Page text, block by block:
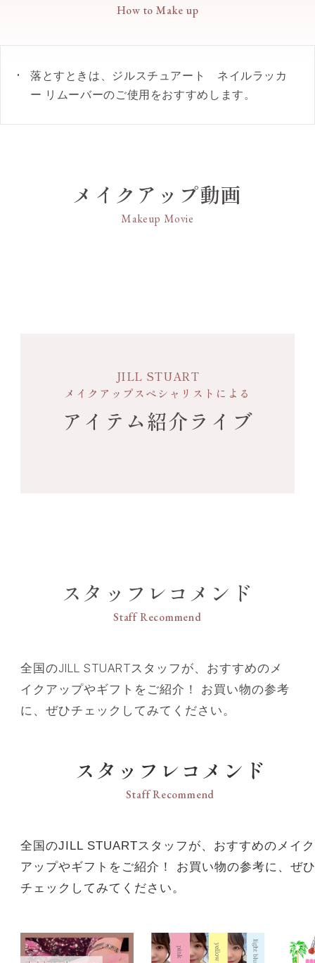
20 illuminate night
31 cracked apple candy
35 peach cocktail
のネイルラッカーシリーズよりも香り成分を増量し
フネイルの時間を幸福感に満ちた香りで演出しま
す。
禁断の愛のように魅惑的なトープローズ
マリー葉エキス・酢酸トコフェロール・（無水フタ
ー・アクリル酸アルキルコポリマー・エタノール・
コン・ハイドロゲンジメチコン・パーフルオロヘキ
シルエチルトリエトキシシラン・ヘプタン・ミネラ
How to Make up
落とすときは、ジルスチュアート ネイルラッカ
ー リムーバーのご使用をおすすめします。
メイクアップ動画
Makeup Movie
JILL STUART
メイクアップスペシャリストによる
アイテム紹介ライブ
スタッフレコメンド
Staff Recommend
全国のJILL STUARTスタッフが、おすすめのメ
イクアップやギフトをご紹介！ お買い物の参考
に、ぜひチェックしてみてください。
スタッフレコメンド
Staff Recommend
全国のJILL STUARTスタッフが、おすすめのメイク
アップやギフトをご紹介！ お買い物の参考に、ぜひ
チェックしてみてください。